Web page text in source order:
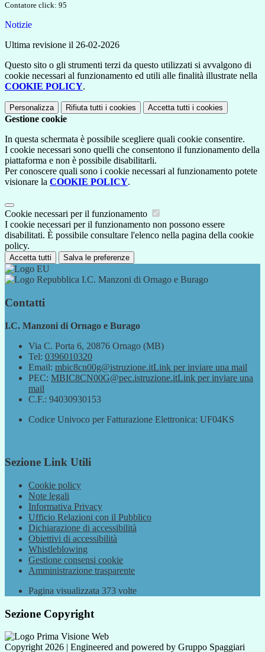
Contatore click: 95
Notizie
Ultima revisione il 26-02-2026
Questo sito o gli strumenti terzi da questo utilizzati si avvalgono di
cookie necessari al funzionamento ed utili alle finalità illustrate nella
COOKIE POLICY.
Personalizza Rifiuta tutti i cookies Accetta tutti i cookies
Gestione cookie
In questa schermata è possibile scegliere quali cookie consentire.
I cookie necessari sono quelli che consentono il funzionamento della
piattaforma e non è possibile disabilitarli.
Per conoscere quali sono i cookie necessari al funzionamento potete
visionare la COOKIE POLICY.
Cookie necessari per il funzionamento
I cookie necessari per il funzionamento non possono essere
disabilitati. È possibile consultare l'elenco nella pagina della cookie
policy.
Accetta tutti Salva le preferenze
I.C. Manzoni di Ornago e Burago
Contatti
I.C. Manzoni di Ornago e Burago
Via C. Porta 6, 20876 Ornago (MB)
Tel: 0396010320
Email: mbic8cn00g@istruzione.itLink per inviare una mail
PEC: MBIC8CN00G@pec.istruzione.itLink per inviare una
mail
C.F.: 94030930153
Codice Univoco per Fatturazione Elettronica: UF04KS
Sezione Link Utili
Cookie policy
Note legali
Informativa Privacy
Ufficio Relazioni con il Pubblico
Dichiarazione di accessibilità
Obiettivi di accessibilità
Whistleblowing
Gestione consensi cookie
Amministrazione trasparente
Pagina visualizzata 373 volte
Sezione Copyright
Copyright 2026 | Engineered and powered by Gruppo Spaggiari